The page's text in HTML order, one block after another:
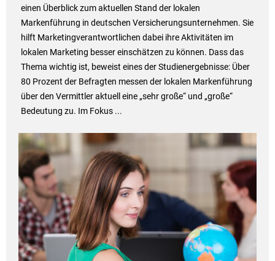
einen Überblick zum aktuellen Stand der lokalen
Markenführung in deutschen Versicherungsunternehmen. Sie
hilft Marketingverantwortlichen dabei ihre Aktivitäten im
lokalen Marketing besser einschätzen zu können. Dass das
Thema wichtig ist, beweist eines der Studienergebnisse: Über
80 Prozent der Befragten messen der lokalen Markenführung
über den Vermittler aktuell eine „sehr große“ und „große“
Bedeutung zu. Im Fokus ...